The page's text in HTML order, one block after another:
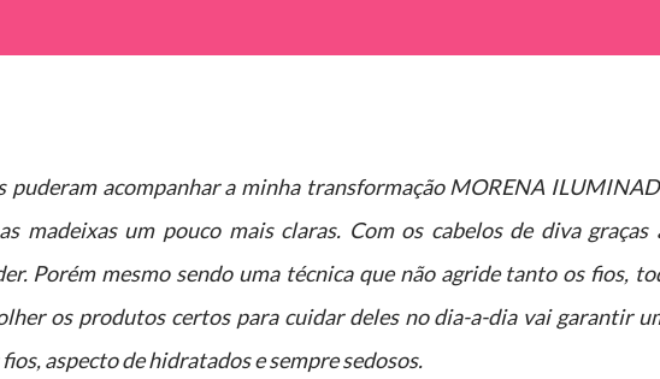
puderam acompanhar a minha transformação MORENA
madeixas um pouco mais claras. Com os cabelos de diva graças
Porém mesmo sendo uma técnica que não agride tanto os fios,
os produtos certos para cuidar deles no dia-a-dia vai garantir
aspecto de hidratados e sempre sedosos.